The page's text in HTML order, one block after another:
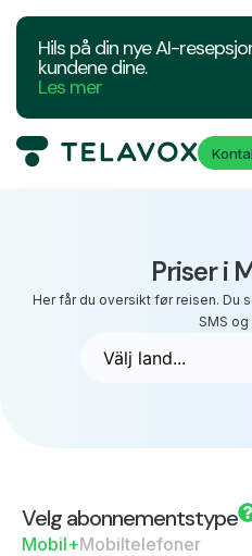
Hils på din nye AI-
kundene dine.
Les mer
Priser i
Her får du oversikt før reisen. Du
SMS og
Velg abonnementstype
Mobil+Mobiltelefoner